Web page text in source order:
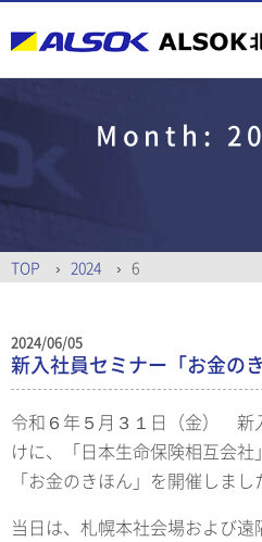
Month:
TOP 2024 6
2024/06/05
新入社員セミナー「お金の
令和６年５月３１日（金） 新
けに、「日本生命保険相互会
「お金のきほん」を開催しまし
当日は、札幌本社会場および